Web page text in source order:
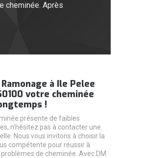
cheminée. Après
Ramonage à Ile Pelee
votre cheminée
!
présente de faibles
n’hésitez pas à contacter une
Nous vous invitons à choisir la
compétente pour réussir à
de cheminée. Avec DM